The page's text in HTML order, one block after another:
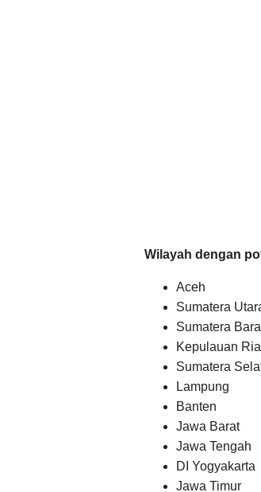
Wilayah dengan
Aceh
Sumatera
Sumatera
Kepulauan
Sumatera
Lampung
Banten
Jawa Barat
Jawa Tengah
DI Yogyakarta
Jawa Timur